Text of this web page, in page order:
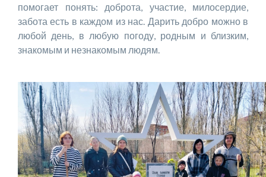
помогает понять: доброта, участие, милосердие,
забота есть в каждом из нас. Дарить добро можно в
любой день, в любую погоду, родным и близким,
знакомым и незнакомым людям.